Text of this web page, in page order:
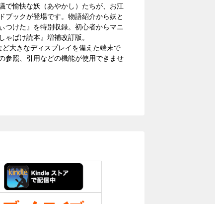
で愉快な妖（あやかし）たちが、お江
ックが登場です。物語紹介から妖と
つけた』を特別収録。初心者からマニ
ばけ読本』増補改訂版。
大きなディスプレイを備えた端末で
参照、引用などの機能が使用できませ